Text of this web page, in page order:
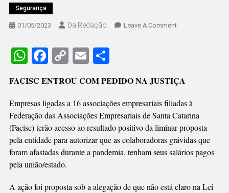
Segurança
01/05/2023 Da Redação Leave A CommentOn
BENEFICIAR
MUNICÍPIOS
WhatsApp
Facebook
CopyEmail
FACISC ENTROU COM PEDIDO NA JUSTIÇA
Empresas ligadas a 16 associações empresariais filiadas à
Federação das Associações Empresariais de Santa Catarina
(Facisc) terão acesso ao resultado positivo da liminar proposta
pela entidade para autorizar que as colaboradoras grávidas que
foram afastadas durante a pandemia, tenham seus salários pagos
pela união/estado.
A ação foi proposta sob a alegação de que não está claro na Lei